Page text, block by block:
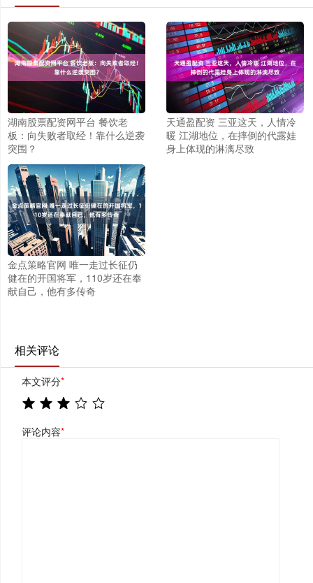
湖南股票配资网平台 餐饮老
板：向失败者取经！靠什么逆袭
突围？
天通盈配资 三亚这天，人情冷
暖 江湖地位，在摔倒的代露娃
身上体现的淋漓尽致
金点策略官网 唯一走过长征仍
健在的开国将军，110岁还在奉
献自己，他有多传奇
相关评论
本文评分*
评论内容*